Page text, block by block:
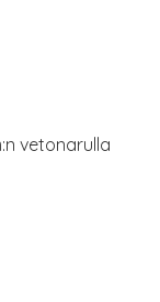
vetonarulla